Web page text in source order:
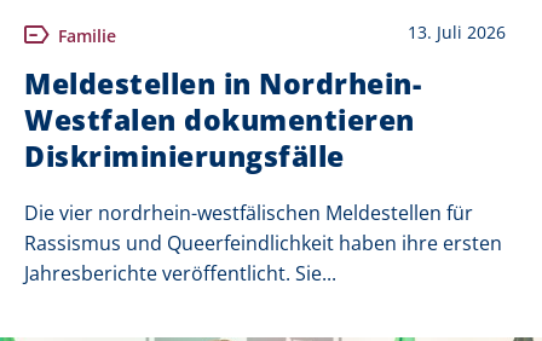
Familie 13. Juli 2026
Meldestellen in Nordrhein-
Westfalen dokumentieren
Diskriminierungsfälle
Die vier nordrhein-westfälischen Meldestellen für
Rassismus und Queerfeindlichkeit haben ihre ersten
Jahresberichte veröffentlicht. Sie...